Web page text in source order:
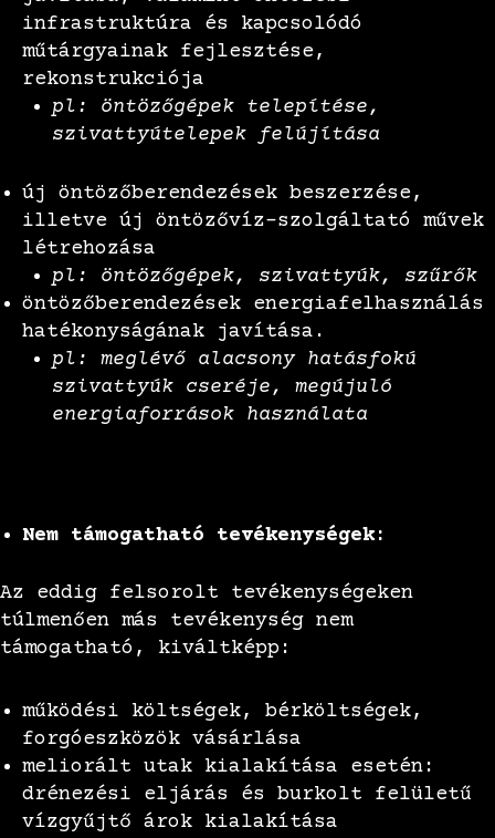
infrastruktúra és kapcsolódó
műtárgyainak fejlesztése,
rekonstrukciója
pl: öntözőgépek telepítése,
szivattyútelepek felújítása
új öntözőberendezések beszerzése,
illetve új öntözővíz-szolgáltató művek
létrehozása
pl: öntözőgépek, szivattyúk, szűrők
öntözőberendezések energiafelhasználás
hatékonyságának javítása.
pl: meglévő alacsony hatásfokú
szivattyúk cseréje, megújuló
energiaforrások használata
Nem támogatható tevékenységek:
Az eddig felsorolt tevékenységeken
túlmenően más tevékenység nem
támogatható, kiváltképp:
működési költségek, bérköltségek,
forgóeszközök vásárlása
meliorált utak kialakítása esetén:
drénezési eljárás és burkolt felületű
vízgyűjtő árok kialakítása